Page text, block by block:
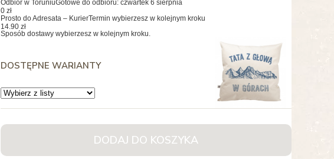
Odbiór w ToruniuGotowe do odbioru: czwartek 6 sierpnia
0 zł
Prosto do Adresata – KurierTermin wybierzesz w kolejnym kroku
14.90 zł
Sposób dostawy wybierzesz w kolejnym kroku.
DOSTĘPNE WARIANTY
DODAJ DO KOSZYKA